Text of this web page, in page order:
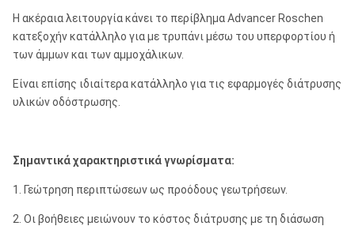
Η ακέραια λειτουργία κάνει το περίβλημα Advancer Roschen
κατεξοχήν κατάλληλο για με τρυπάνι μέσω του υπερφορτίου ή
των άμμων και των αμμοχάλικων.
Είναι επίσης ιδιαίτερα κατάλληλο για τις εφαρμογές διάτρυσης
υλικών οδόστρωσης.
Σημαντικά χαρακτηριστικά γνωρίσματα:
1. Γεώτρηση περιπτώσεων ως προόδους γεωτρήσεων.
2. Οι βοήθειες μειώνουν το κόστος διάτρυσης με τη διάσωση